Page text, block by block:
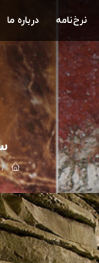
نرخ‌نامه درباره ما